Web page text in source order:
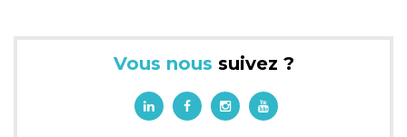
Vous nous suivez ?